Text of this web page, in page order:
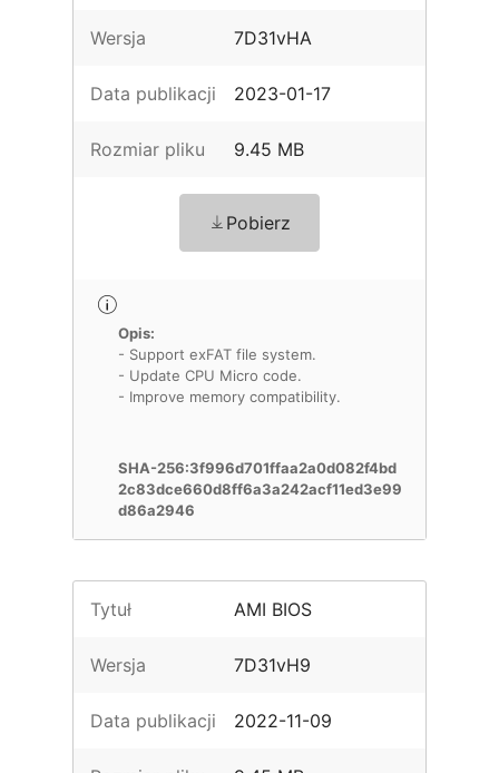
Wersja 7D31vHA
Data publikacji 2023-01-17
Rozmiar pliku 9.45 MB
Pobierz
Opis:
- Support exFAT file system.
- Update CPU Micro code.
- Improve memory compatibility.
SHA-256:3f996d701ffaa2a0d082f4bd
2c83dce660d8ff6a3a242acf11ed3e99
d86a2946
Tytuł AMI BIOS
Wersja 7D31vH9
Data publikacji 2022-11-09